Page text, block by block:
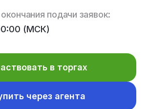
подачи заявок:
(МСК)
в торгах
через агента